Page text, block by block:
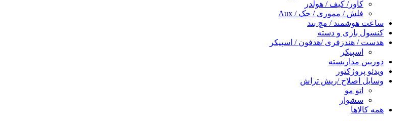
کاور/ کیف / هولدر
فلش / مموری / جک / Aux
ساعت هوشمند / مچ بند
کنسول بازی و دسته
هدست / هندزفری /هدفون / اسپیکر
اسپیکر
دوربین مداربسته
ویدئو پروژکتور
وسایل اصلاح /ریش تراش
اتو مو
سشوار
همه کالاها